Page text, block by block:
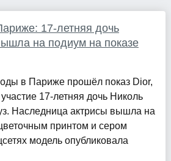
17-летняя дочь
на подиум на показе
в Париже прошёл показ Dior,
17-летняя дочь Николь
Наследница актрисы вышла на
принтом и сером
модель опубликовала